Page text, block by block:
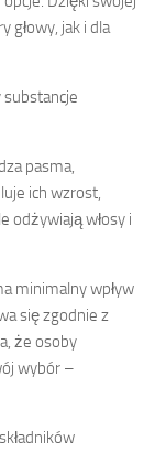
głowy, jak i dla
substancje
pasma,
ich wzrost,
odżywiają włosy i
minimalny wpływ
się zgodnie z
że osoby
wybór –